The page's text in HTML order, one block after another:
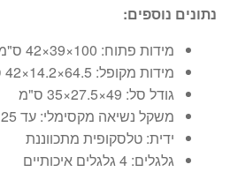
נתונים נוספים:
מידות פתוח: 100×39×42 ס"מ
מידות מקופל: 64.5×14.2×42 ס"מ
גודל סל: 49×27.5×35 ס"מ
משקל נשיאה מקסימלי: עד 25 ק"ג
ידית: טלסקופית מתכווננת
גלגלים: 4 גלגלים איכותיים